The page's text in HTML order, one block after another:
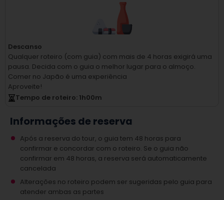
Descanso
Qualquer roteiro (com guia) com mais de 4 horas exigirá uma
pausa. Decida com o guia o melhor lugar para o almoço.
Comer no Japão é uma experiência
Aproveite!
Tempo de roteiro: 1h00m
Informações de reserva
Após a reserva do tour, o guia tem 48 horas para
confirmar e concordar com o roteiro. Se o guia não
confirmar em 48 horas, a reserva será automaticamente
cancelada
Alterações no roteiro podem ser sugeridas pelo guia para
atender ambas as partes